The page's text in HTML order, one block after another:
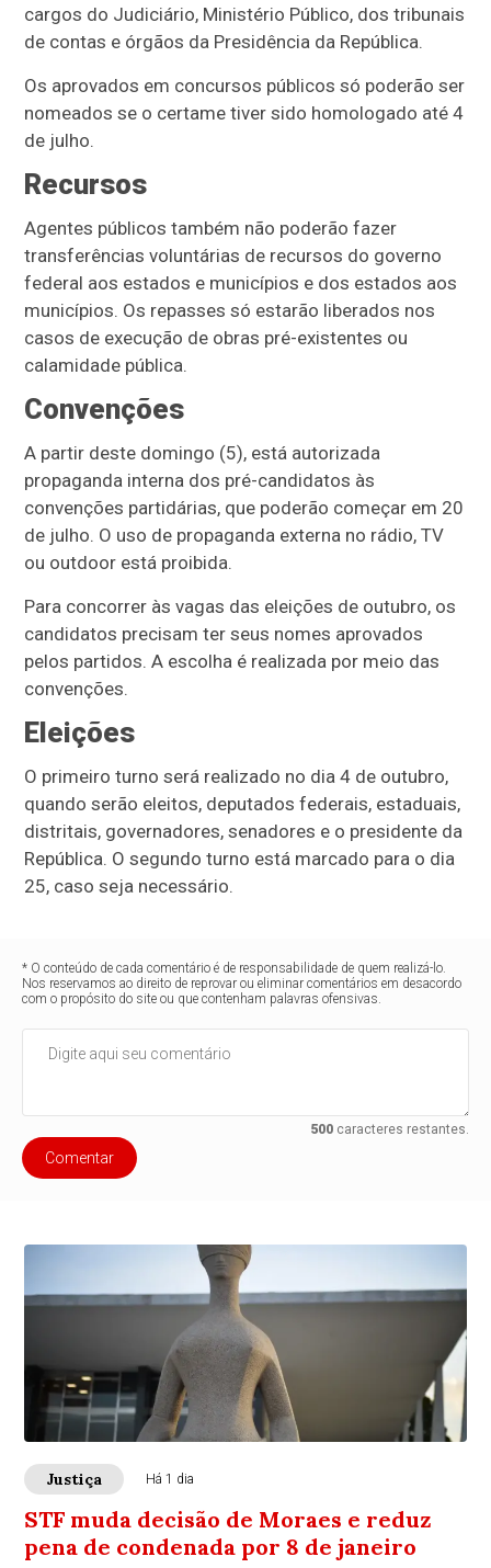
cargos do Judiciário, Ministério Público, dos tribunais
de contas e órgãos da Presidência da República.
Os aprovados em concursos públicos só poderão ser
nomeados se o certame tiver sido homologado até 4
de julho.
Recursos
Agentes públicos também não poderão fazer
transferências voluntárias de recursos do governo
federal aos estados e municípios e dos estados aos
municípios. Os repasses só estarão liberados nos
casos de execução de obras pré-existentes ou
calamidade pública.
Convenções
A partir deste domingo (5), está autorizada
propaganda interna dos pré-candidatos às
convenções partidárias, que poderão começar em 20
de julho. O uso de propaganda externa no rádio, TV
ou outdoor está proibida.
Para concorrer às vagas das eleições de outubro, os
candidatos precisam ter seus nomes aprovados
pelos partidos. A escolha é realizada por meio das
convenções.
Eleições
O primeiro turno será realizado no dia 4 de outubro,
quando serão eleitos, deputados federais, estaduais,
distritais, governadores, senadores e o presidente da
República. O segundo turno está marcado para o dia
25, caso seja necessário.
* O conteúdo de cada comentário é de responsabilidade de quem realizá-lo.
Nos reservamos ao direito de reprovar ou eliminar comentários em desacordo
com o propósito do site ou que contenham palavras ofensivas.
500caracteres restantes.
Comentar
Justiça Há 1 dia
STF muda decisão de Moraes e reduz
pena de condenada por 8 de janeiro